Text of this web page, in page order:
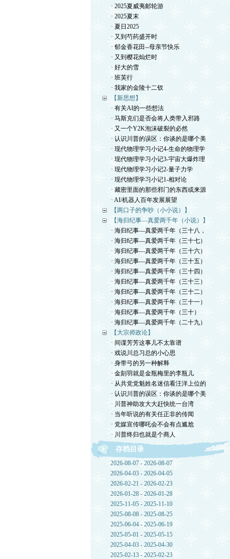
· 2025夏威夷邮轮游
· 2025夏末
· 夏日2025
· 又到芍药盛开时
· 郁金香花田--母亲节快乐
· 又到樱花灿烂时
· 好大的雪
· 班芙行
· 我家的金陵十二钗
【新思想】
· 有关AI的一些想法
· 马斯克们是否会将人类带入邪路
· 又一个Y2K泡沫破裂的必然
· 认识川普的误区：你谈的是哪个美
· 现代物理学习小记4-生命的物理学
· 现代物理学习小记3-宇宙大爆炸理
· 现代物理学习小记2-量子力学
· 现代物理学习小记1-相对论
· 藏密里面的那些邪门的东西或来源
· AI/机器人百年发展展望
【两口子的争吵（小小说）】
【海归纪事—真爱两千年（小说）】
· 海归纪事—真爱两千年（三十八，
· 海归纪事—真爱两千年（三十七）
· 海归纪事—真爱两千年（三十六）
· 海归纪事—真爱两千年（三十五）
· 海归纪事—真爱两千年（三十四）
· 海归纪事—真爱两千年（三十三）
· 海归纪事—真爱两千年（三十二）
· 海归纪事—真爱两千年（三十一）
· 海归纪事—真爱两千年（三十）
· 海归纪事—真爱两千年（二十九）
【大宗师政论】
· 间谍芳芳这事儿不太靠谱
· 戏说川总习总的小心思
· 身带弓的另一种解释
· 金刻羽就是金瓶梅里的李瓶儿
· 从共党党魁姓名迷信看汪洋上位的
· 认识川普的误区：你谈的是哪个美
· 川普神助攻大大赶快统一台湾
· 当年听说的有关任正非的传闻
· 党媒宣传哪吒会不会有点尴尬
· 川普终归也就是个商人
存档目录
2026-08-07 - 2026-08-07
2026-04-03 - 2026-04-05
2026-02-21 - 2026-02-23
2026-01-28 - 2026-01-28
2025-11-05 - 2025-11-10
2025-08-08 - 2025-08-25
2025-06-04 - 2025-06-19
2025-05-01 - 2025-05-15
2025-04-03 - 2025-04-30
2025-02-13 - 2025-02-23